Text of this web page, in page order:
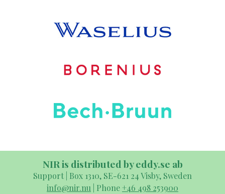
NIR is distributed by eddy.se ab
Support | Box 1310, SE-621 24 Visby, Sweden
info@nir.nu | Phone+46 498 253900